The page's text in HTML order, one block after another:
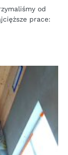
od
prace: